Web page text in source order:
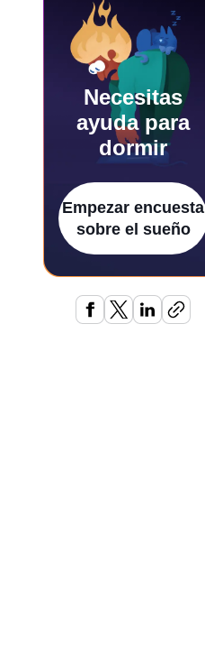
Necesitas
ayuda para
dormir
Empezar encuesta
sobre el sueño